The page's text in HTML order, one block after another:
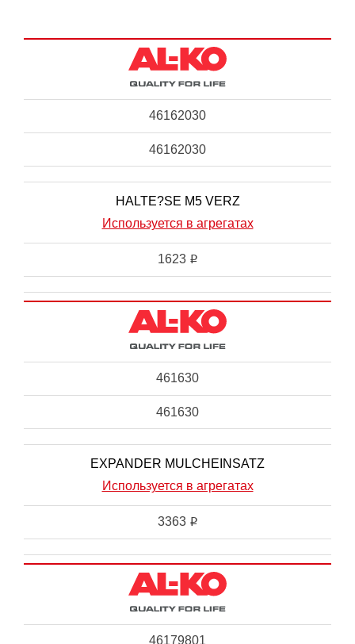
46162030
46162030
HALTE?SE M5 VERZ
Используется в агрегатах
1623 i
461630
461630
EXPANDER MULCHEINSATZ
Используется в агрегатах
3363 i
46179801